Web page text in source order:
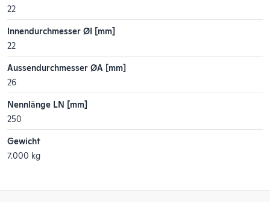
22
Innendurchmesser ØI [mm]
22
Aussendurchmesser ØA [mm]
26
Nennlänge LN [mm]
250
Gewicht
7.000 kg